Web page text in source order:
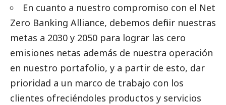
En cuanto a nuestro compromiso con el Net
Zero Banking Alliance, debemos definir nuestras
metas a 2030 y 2050 para lograr las cero
emisiones netas además de nuestra operación
en nuestro portafolio, y a partir de esto, dar
prioridad a un marco de trabajo con los
clientes ofreciéndoles productos y servicios